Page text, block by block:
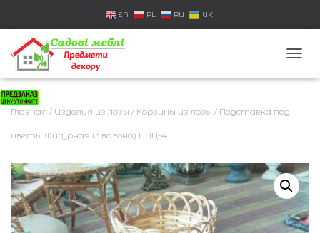
EN PL RU UK
Е
И
Ь
Н
А
Главная / Изделия из лозы / Корзины из лозы / Подставка под
цветы Фигурная (3 вазона) ППЦ-4